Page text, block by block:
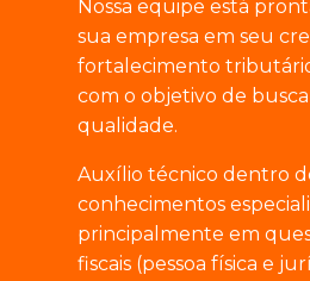
Nossa equipe está
sua empresa em seu
fortalecimento
com o objetivo de
qualidade.
Auxílio técnico dentro
conhecimentos
principalmente em
fiscais (pessoa física e